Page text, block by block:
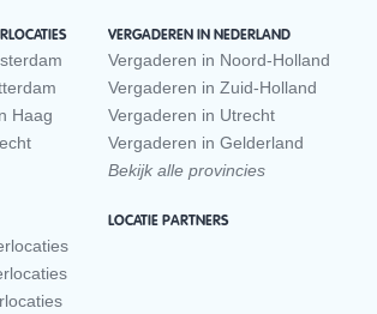
Haag
VERGADEREN IN NEDERLAND
Vergaderen in Noord-Holland
Vergaderen in Zuid-Holland
Vergaderen in Utrecht
Vergaderen in Gelderland
Bekijk alle provincies
LOCATIE PARTNERS